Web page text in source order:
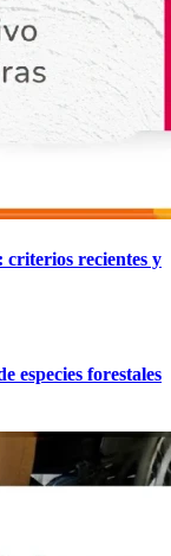
criterios recientes y
especies forestales